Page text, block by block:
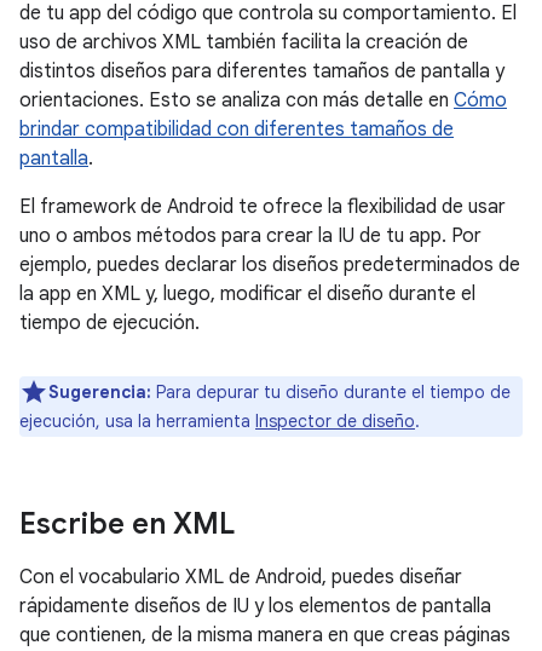
de tu app del código que controla su comportamiento. El
uso de archivos XML también facilita la creación de
distintos diseños para diferentes tamaños de pantalla y
orientaciones. Esto se analiza con más detalle en Cómo
brindar compatibilidad con diferentes tamaños de
pantalla.
El framework de Android te ofrece la flexibilidad de usar
uno o ambos métodos para crear la IU de tu app. Por
ejemplo, puedes declarar los diseños predeterminados de
la app en XML y, luego, modificar el diseño durante el
tiempo de ejecución.
Sugerencia: Para depurar tu diseño durante el tiempo de
ejecución, usa la herramienta Inspector de diseño.
Escribe en XML
Con el vocabulario XML de Android, puedes diseñar
rápidamente diseños de IU y los elementos de pantalla
que contienen, de la misma manera en que creas páginas